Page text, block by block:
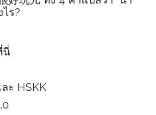
ร?
นี่
ะ HSKK